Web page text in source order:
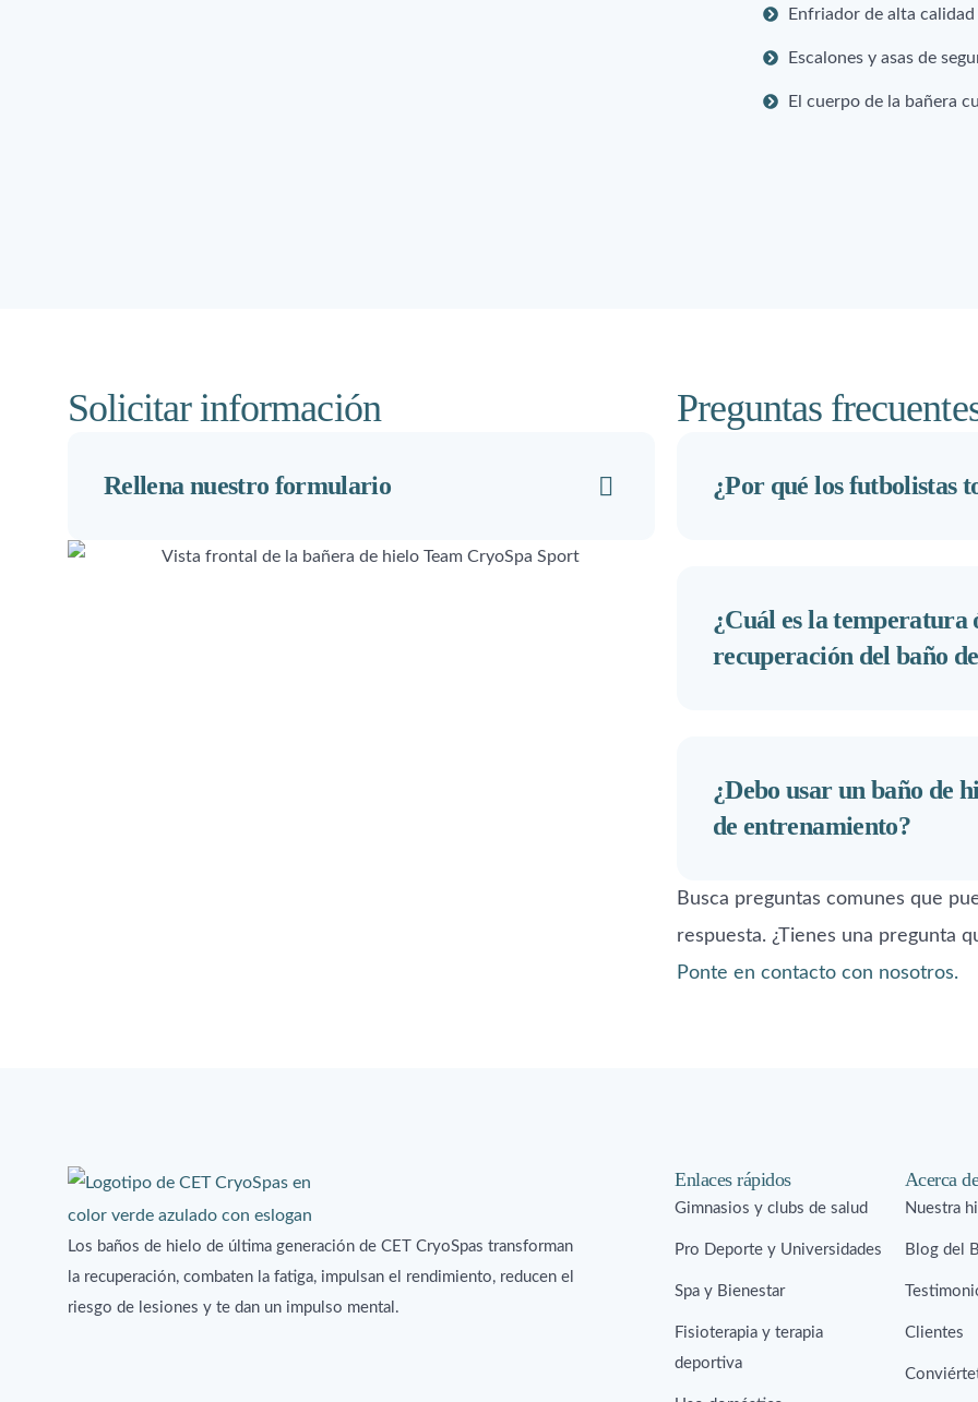
Enfriador de alta
Escalones y asas de
El cuerpo de la bañera
Solicitar información
Rellena nuestro formulario
Preguntas
¿Por qué los futbolistas
¿Cuál es la
recuperación del baño
¿Debo usar un baño de
de entrenamiento?
Busca preguntas comunes que
respuesta. ¿Tienes una pregunta
Ponte en contacto con nosotros.
Los baños de hielo de última generación de CET CryoSpas transforman
la recuperación, combaten la fatiga, impulsan el rendimiento, reducen el
riesgo de lesiones y te dan un impulso mental.
Enlaces rápidos
Gimnasios y clubs de salud
Pro Deporte y Universidades
Spa y Bienestar
Fisioterapia y terapia
deportiva
Acerca
Nuestra
Blog del
Clientes